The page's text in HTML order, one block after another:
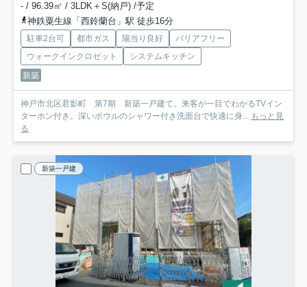
- / 96.39㎡ / 3LDK＋S(納戸) /予定
神鉄粟生線「西鈴蘭台」駅 徒歩16分
駐車2台可 都市ガス 陽当り良好
バリアフリー
ウォークインクロゼット
システムキッチン
新築
神戸市北区君影町 第7期 新築一戸建て。来客が一目でわかるTVイン
ターホン付き。深いボウルのシャワー付き洗面台で快適に身... もっと見
る
新築一戸建